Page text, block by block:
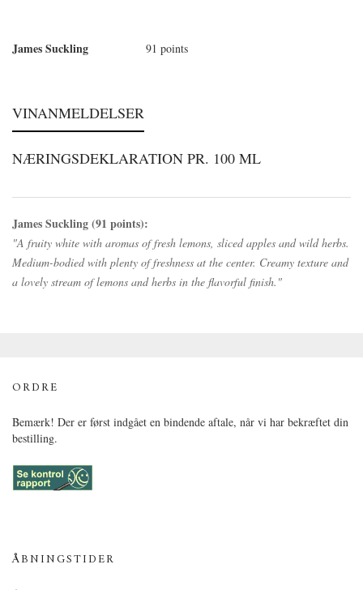
James Suckling 91 points
VINANMELDELSER
NÆRINGSDEKLARATION PR. 100 ML
James Suckling (91 points):
"A fruity white with aromas of fresh lemons, sliced apples and wild herbs.
Medium-bodied with plenty of freshness at the center. Creamy texture and
a lovely stream of lemons and herbs in the flavorful finish."
ORDRE
Bemærk! Der er først indgået en bindende aftale, når vi har bekræftet din
bestilling.
ÅBNINGSTIDER